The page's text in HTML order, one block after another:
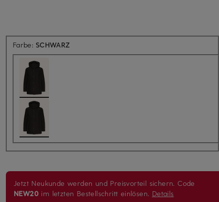
Farbe: SCHWARZ
Jetzt Neukunde werden und Preisvorteil sichern. Code
NEW20 im letzten Bestellschritt einlösen. Details